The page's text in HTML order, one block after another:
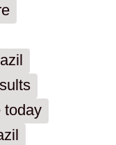
today